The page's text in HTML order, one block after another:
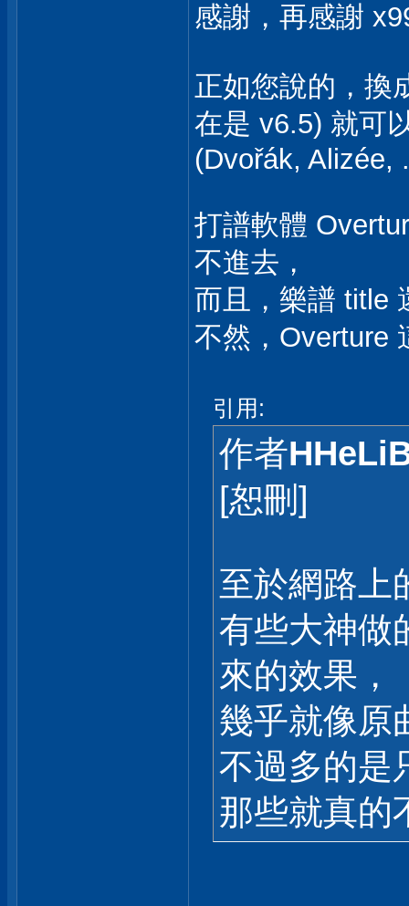
感謝，再感謝
正如您說的，換
在是 v6.5) 就可
(Dvořák, Alizée,
打譜軟體
不進去，
而且，樂譜 title
不然，Overture
引用:
作者
[恕刪]
至於網路上
有些大神做
來的效果，
幾乎就像原
不過多的是
那些就真的